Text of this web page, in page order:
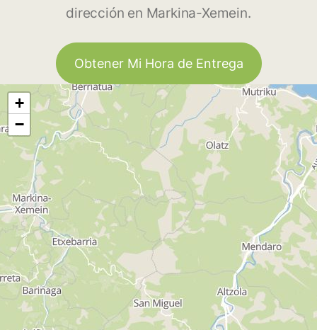
dirección en Markina-Xemein.
Obtener Mi Hora de Entrega
+
−